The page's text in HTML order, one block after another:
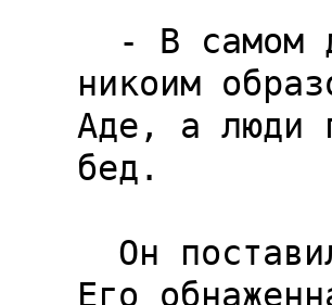
никоим
Аде, а люди
бед.
Его